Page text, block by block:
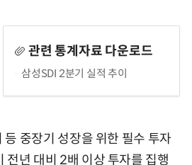
관련 통계자료 다운로드
삼성SDI 2분기 실적 추이
중장기 성장을 위한 필수 투자
전년 대비 2배 이상 투자를 집행